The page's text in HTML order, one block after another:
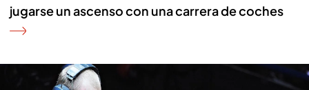
jugarse un ascenso con una carrera de coches